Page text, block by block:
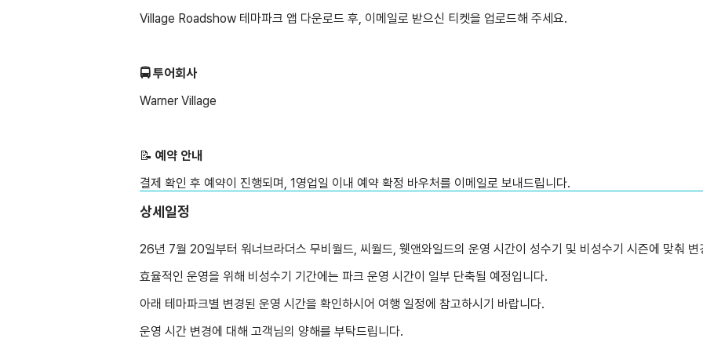
Village Roadshow 테마파크 앱 다운로드 후, 이메일로 받으신 티켓을 업로드해 주세요.
🚍 투어회사
Warner Village
📝 ️예약 안내
결제 확인 후 예약이 진행되며, 1영업일 이내 예약 확정 바우처를 이메일로 보내드립니다.
상세일정
26년 7월 20일부터 워너브라더스 무비월드, 씨월드, 웻앤와일드의 운영 시간이 성수기 및 비성수기 시즌에 맞춰 변
효율적인 운영을 위해 비성수기 기간에는 파크 운영 시간이 일부 단축될 예정입니다.
아래 테마파크별 변경된 운영 시간을 확인하시어 여행 일정에 참고하시기 바랍니다.
운영 시간 변경에 대해 고객님의 양해를 부탁드립니다.